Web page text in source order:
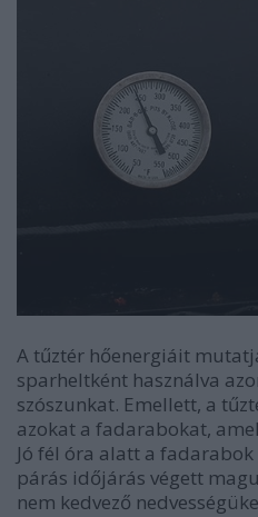
A tűztér hőenergiáit
sparheltként használva
szószunkat. Emellett, a
azokat a fadarabokat,
Jó fél óra alatt a
párás időjárás végett
nem kedvező